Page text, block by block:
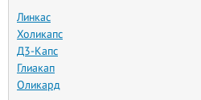
Линкас
Холикапс
Д3-Капс
Глиакап
Оликард